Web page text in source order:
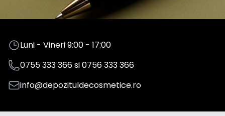
Luni - Vineri 9:00 - 17:00
0755 333 366si0756 333 366
info@depozituldecosmetice.ro